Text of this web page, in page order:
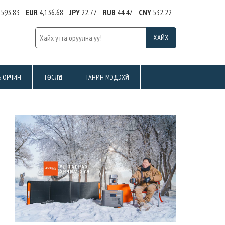
EUR4,136.68 JPY22.77 RUB 44.47 CNY532.22
ОРЧИН ТӨСЛҮҮД ТАНИН МЭДЭХҮЙ